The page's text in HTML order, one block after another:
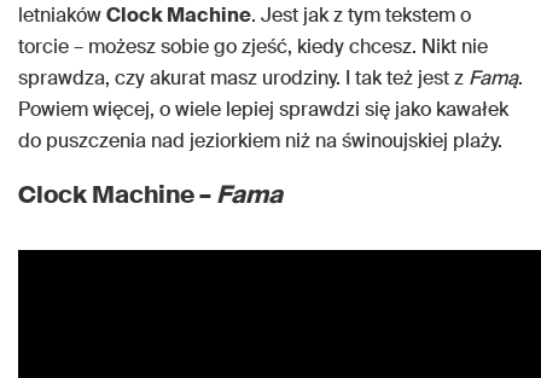
letniakówClock Machine. Jest jak z tym tekstem o
torcie – możesz sobie go zjeść, kiedy chcesz. Nikt nie
sprawdza, czy akurat masz urodziny. I tak też jest z Famą.
Powiem więcej, o wiele lepiej sprawdzi się jako kawałek
do puszczenia nad jeziorkiem niż na świnoujskiej plaży.
Clock Machine –Fama